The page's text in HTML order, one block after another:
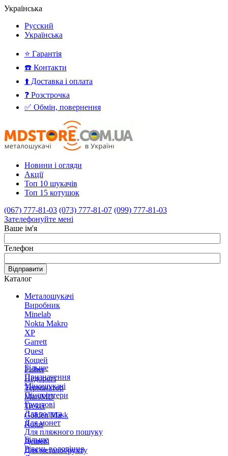
Українська
Русский
Українська
⭐ Гарантія
☎️ Контакти
⬆️ Доставка і оплата
❓ Розстрочка
✅ Обмін, повернення
Новини і огляди
Акції
Топ 10 шукачів
Топ 15 котушок
(067) 777-81-03 (073) 777-81-07 (099) 777-81-03
Зателефонуйте мені
Ваше ім'я
Телефон
Відправити
Каталог
Металошукачі
Виробник
Minelab
Nokta Makro
XP
Garrett
Quest
Кощей
Fisher
Недорогі
Термінатор
MarsMD
Treker
Golden Mask
Rutus
Більше
Призначення
Міношукачі
Пінпоінтери
Грунтові
Для золота
Для монет
Для пляжного пошуку
Дешеві
Для металобрухту
Більше
Рівень володіння